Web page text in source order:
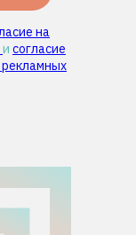
на
и согласие